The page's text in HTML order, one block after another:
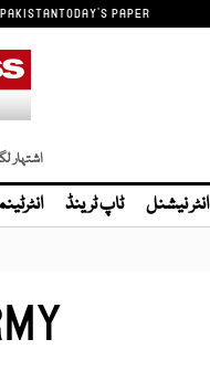
TODAY'S PAPER
اشتہار
انٹر نیشنل ٹاپ ٹرینڈ